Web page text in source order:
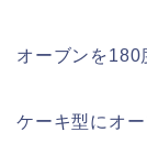
オーブンを180
ケーキ型にオ